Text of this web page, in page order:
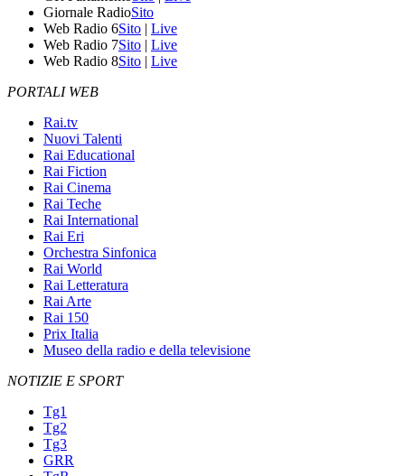
Giornale RadioSito
Web Radio 6Sito | Live
Web Radio 7Sito | Live
Web Radio 8Sito | Live
PORTALI WEB
Rai.tv
Nuovi Talenti
Rai Educational
Rai Fiction
Rai Cinema
Rai Teche
Rai International
Rai Eri
Orchestra Sinfonica
Rai World
Rai Letteratura
Rai Arte
Rai 150
Prix Italia
Museo della radio e della televisione
NOTIZIE E SPORT
Tg1
Tg2
Tg3
GRR